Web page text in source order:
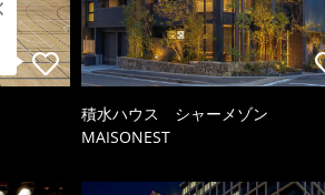
積水ハウス シャーメゾン
MAISONEST